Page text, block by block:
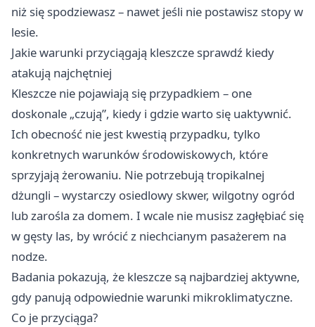
niż się spodziewasz – nawet jeśli nie postawisz stopy w
lesie.
Jakie warunki przyciągają kleszcze sprawdź kiedy
atakują najchętniej
Kleszcze nie pojawiają się przypadkiem – one
doskonale „czują”, kiedy i gdzie warto się uaktywnić.
Ich obecność nie jest kwestią przypadku, tylko
konkretnych warunków środowiskowych, które
sprzyjają żerowaniu. Nie potrzebują tropikalnej
dżungli – wystarczy osiedlowy skwer, wilgotny ogród
lub zarośla za domem. I wcale nie musisz zagłębiać się
w gęsty las, by wrócić z niechcianym pasażerem na
nodze.
Badania pokazują, że kleszcze są najbardziej aktywne,
gdy panują odpowiednie warunki mikroklimatyczne.
Co je przyciąga?